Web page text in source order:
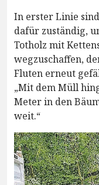
In erster Linie
dafür zuständig,
Totholz mit
wegzuschaffen,
Fluten erneut
„Mit dem Müll
Meter in den
weit.“